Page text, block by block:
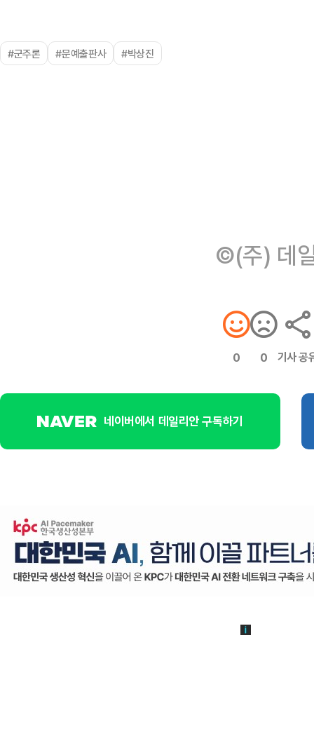
#군주론 #문예출판사 #박상진
©(주) 데
0 0 기사 공
네이버에서 데일리안 구독하기